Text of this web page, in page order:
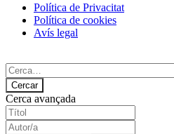
Política de Privacitat
Política de cookies
Avís legal
Cerca avançada